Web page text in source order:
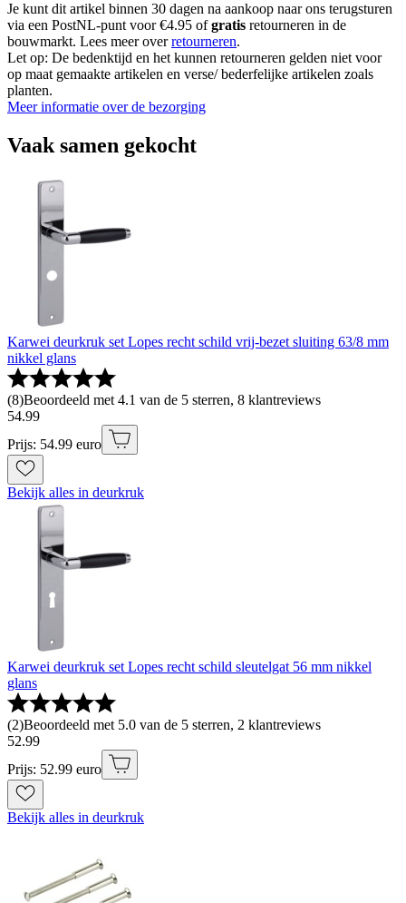
Je kunt dit artikel binnen 30 dagen na aankoop naar ons terugsturen
via een PostNL-punt voor €4.95 ofgratis retourneren in de
bouwmarkt. Lees meer overretourneren.
Let op: De bedenktijd en het kunnen retourneren gelden niet voor
op maat gemaakte artikelen en verse/ bederfelijke artikelen zoals
planten.
Meer informatie over de bezorging
Vaak samen gekocht
Karwei deurkruk set Lopes recht schild vrij-bezet sluiting 63/8 mm
nikkel glans
(8)Beoordeeld met 4.1 van de 5 sterren, 8 klantreviews
54.99
Prijs: 54.99 euro
Bekijk alles in deurkruk
Karwei deurkruk set Lopes recht schild sleutelgat 56 mm nikkel
glans
(2)Beoordeeld met 5.0 van de 5 sterren, 2 klantreviews
52.99
Prijs: 52.99 euro
Bekijk alles in deurkruk